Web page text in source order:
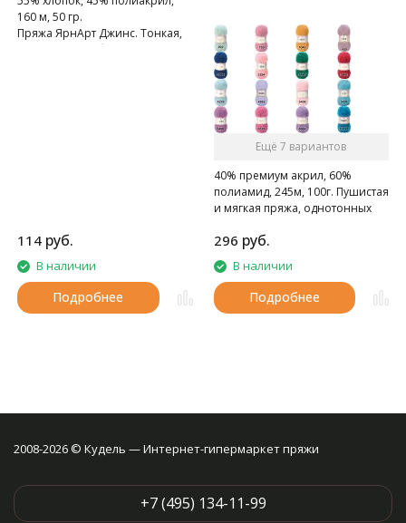
160 м, 50 гр.
Пряжа ЯрнАрт Джинс. Тонкая,
мягкая, слегка бархатистая
114 руб.
В наличии
Подробнее
Ещё 7 вариантов
40% премиум акрил, 60%
полиамид, 245м, 100г. Пушистая
и мягкая пряжа, однотонных
296 руб.
В наличии
Подробнее
2008-2026 © Кудель — Интернет-гипермаркет пряжи
+7 (495) 134-11-99